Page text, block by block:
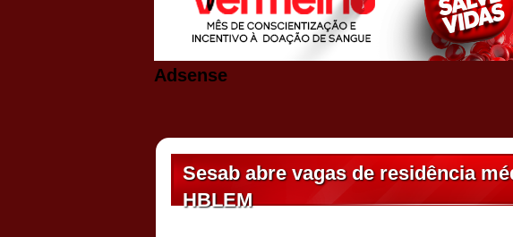
Adsense
Sesab abre vagas de residência
HBLEM